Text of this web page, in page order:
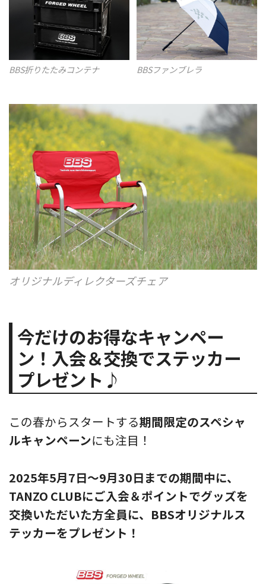
BBS折りたたみコンテナ BBSファンブレラ
オリジナルディレクターズチェア
今だけのお得なキャンペー
ン！入会＆交換でステッカー
プレゼント♪
この春からスタートする期間限定のスペシャ
ルキャンペーンにも注目！
2025年5月7日〜9月30日までの期間中に、
TANZO CLUBにご入会＆ポイントでグッズを
交換いただいた方全員に、BBSオリジナルス
テッカーをプレゼント！